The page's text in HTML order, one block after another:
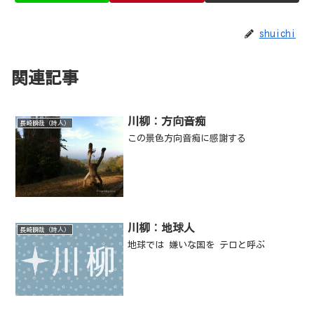
shuichi
関連記事
長崎瞬哉（詩人） 川柳：方向音痴
この景色方向音痴に感謝する
長崎瞬哉（詩人） 川柳：地球人
地球では 嫌いな国を テロと呼ぶ